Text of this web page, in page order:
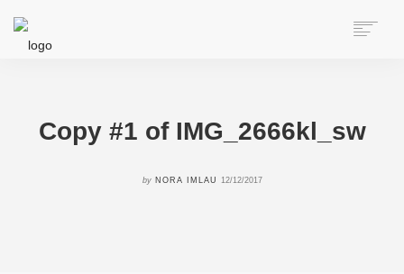
AUTORIN
SPEAKERIN
Copy #1 of IMG_2666kl_sw
by NORA IMLAU 12/12/2017